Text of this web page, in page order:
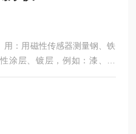
：用磁性传感器测量钢、铁
涂层、镀层，例如：漆、粉
化层、铬、锌、铅、铝、锡、
流传感器测量铜、铝、锌、锡
领域。